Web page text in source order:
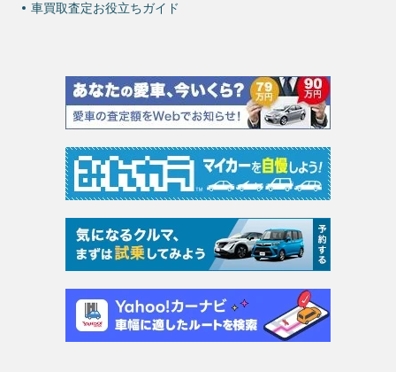
車買取査定お役立ちガイド